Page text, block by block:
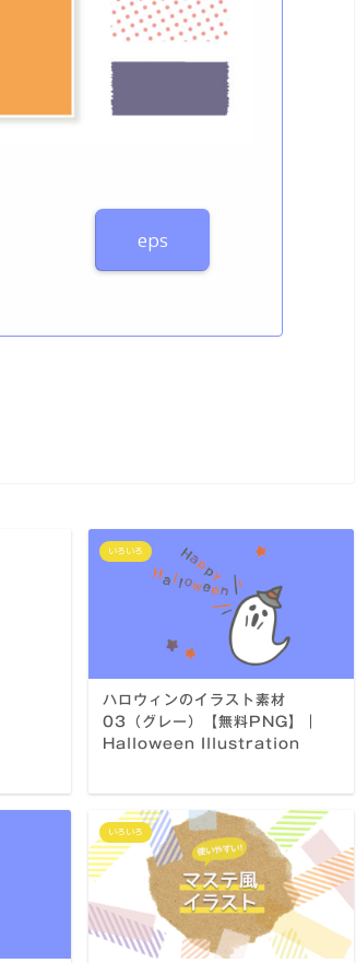
eps
いろいろ
ハロウィンのイラスト素材
03（グレー）【無料PNG】｜
Halloween Illustration
いろいろ